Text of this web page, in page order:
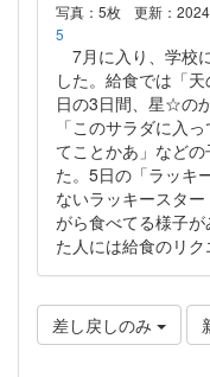
写真：5枚 更新：
5
7月に入り、学校
した。給食では「
日の3日間、星☆の
「このサラダに入
てことかあ」など
た。5日の「ラッキ
ないラッキースタ
がら食べてる様子
た人には給食のリク
差し戻しのみ